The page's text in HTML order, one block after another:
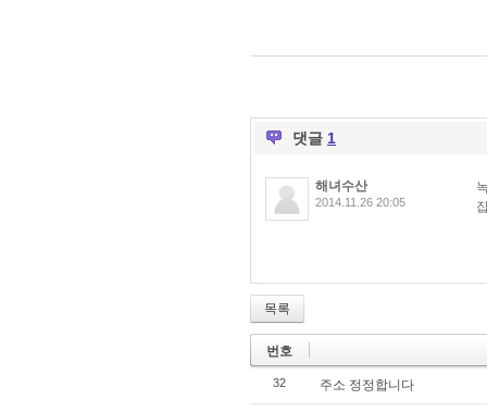
댓글 1
해녀수산
2014.11.26 20:05
목록
번호
32 주소 정정합니다